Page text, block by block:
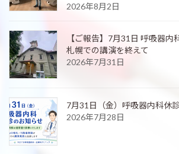
2026年8月2日
【ご報告】7月31日 呼吸器内
札幌での講演を終えて
2026年7月31日
7月31日（金）呼吸器内科休
2026年7月28日